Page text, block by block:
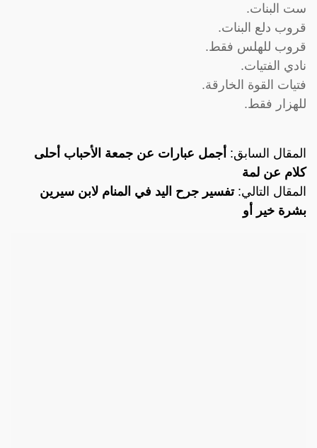
ست البنات.
قروب دلع البنات.
قروب للهلس فقط.
نادي الفتيات.
فتيات القوة الخارقة.
للهزار فقط.
المقال السابق: أجمل عبارات عن جمعة الأحباب أحلى
كلام عن لمة
المقال التالي:تفسير جرح اليد في المنام لابن سيرين
بشرة خير أو